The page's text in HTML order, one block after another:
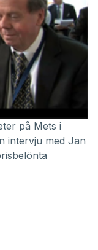
på Mets i
intervju med Jan